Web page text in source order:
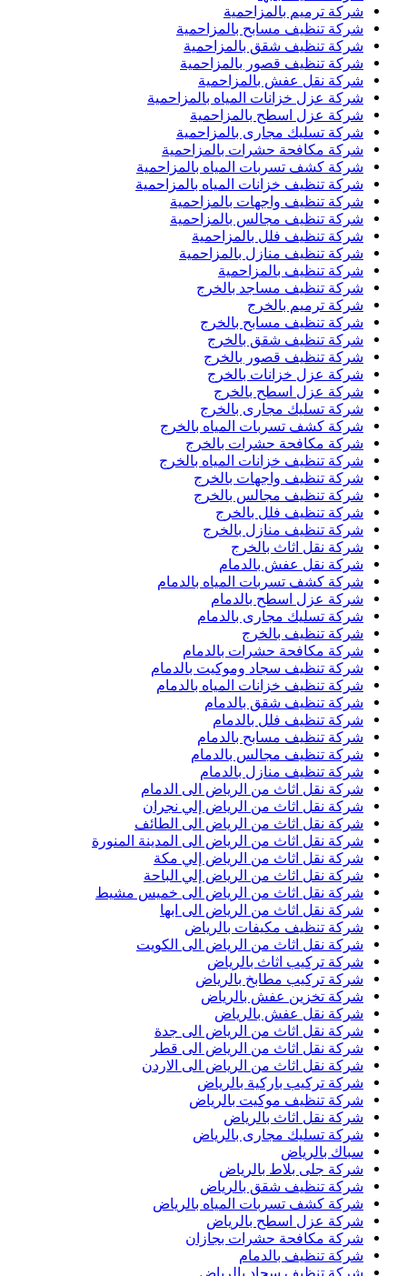
شركة ترميم بالمزاحمية
شركة تنظيف مسابح بالمزاحمية
شركة تنظيف شقق بالمزاحمية
شركة تنظيف قصور بالمزاحمية
شركة نقل عفش بالمزاحمية
شركة عزل خزانات المياه بالمزاحمية
شركة عزل اسطح بالمزاحمية
شركة تسليك مجارى بالمزاحمية
شركة مكافحة حشرات بالمزاحمية
شركة كشف تسربات المياه بالمزاحمية
شركة تنظيف خزانات المياه بالمزاحمية
شركة تنظيف واجهات بالمزاحمية
شركة تنظيف مجالس بالمزاحمية
شركة تنظيف فلل بالمزاحمية
شركة تنظيف منازل بالمزاحمية
شركة تنظيف بالمزاحمية
شركة تنظيف مساجد بالخرج
شركة ترميم بالخرج
شركة تنظيف مسابح بالخرج
شركة تنظيف شقق بالخرج
شركة تنظيف قصور بالخرج
شركة عزل خزانات بالخرج
شركة عزل اسطح بالخرج
شركة تسليك مجارى بالخرج
شركة كشف تسربات المياه بالخرج
شركة مكافحة حشرات بالخرج
شركة تنظيف خزانات المياه بالخرج
شركة تنظيف واجهات بالخرج
شركة تنظيف مجالس بالخرج
شركة تنظيف فلل بالخرج
شركة تنظيف منازل بالخرج
شركة نقل اثاث بالخرج
شركة نقل عفش بالدمام
شركة كشف تسربات المياه بالدمام
شركة عزل اسطح بالدمام
شركة تسليك مجارى بالدمام
شركة تنظيف بالخرج
شركة مكافحة حشرات بالدمام
شركة تنظيف سجاد وموكيت بالدمام
شركة تنظيف خزانات المياه بالدمام
شركة تنظيف شقق بالدمام
شركة تنظيف فلل بالدمام
شركة تنظيف مسابح بالدمام
شركة تنظيف مجالس بالدمام
شركة تنظيف منازل بالدمام
شركة نقل اثاث من الرياض الى الدمام
شركة نقل اثاث من الرياض إلي نجران
شركة نقل اثاث من الرياض الى الطائف
شركة نقل اثاث من الرياض الى المدينة المنورة
شركة نقل اثاث من الرياض إلي مكة
شركة نقل اثاث من الرياض إلي الباحة
شركة نقل اثاث من الرياض الى خميس مشيط
شركة نقل اثاث من الرياض الى ابها
شركة تنظيف مكيفات بالرياض
شركة نقل اثاث من الرياض الى الكويت
شركة تركيب اثاث بالرياض
شركة تركيب مطابخ بالرياض
شركة تخزين عفش بالرياض
شركة نقل عفش بالرياض
شركة نقل اثاث من الرياض الى جدة
شركة نقل اثاث من الرياض الى قطر
شركة نقل اثاث من الرياض الى الاردن
شركة تركيب باركية بالرياض
شركة تنظيف موكيت بالرياض
شركة نقل اثاث بالرياض
شركة تسليك مجارى بالرياض
سباك بالرياض
شركة جلى بلاط بالرياض
شركة تنظيف شقق بالرياض
شركة كشف تسربات المياه بالرياض
شركة عزل اسطح بالرياض
شركة مكافحة حشرات بجازان
شركة تنظيف بالدمام